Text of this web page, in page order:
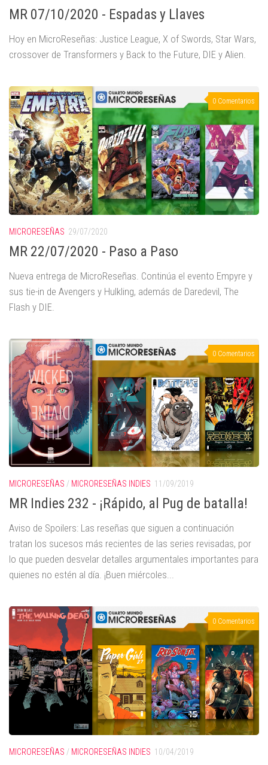
MR 07/10/2020 - Espadas y Llaves
Hoy en MicroReseñas: Justice League, X of Swords, Star Wars,
crossover de Transformers y Back to the Future, DIE y Alien.
0 Comentarios
MICRORESEÑAS 29/07/2020
MR 22/07/2020 - Paso a Paso
Nueva entrega de MicroReseñas. Continúa el evento Empyre y
sus tie-in de Avengers y Hulkling, además de Daredevil, The
Flash y DIE.
0 Comentarios
MICRORESEÑAS / MICRORESEÑAS INDIES 11/09/2019
MR Indies 232 - ¡Rápido, al Pug de batalla!
Aviso de Spoilers: Las reseñas que siguen a continuación
tratan los sucesos más recientes de las series revisadas, por
lo que pueden desvelar detalles argumentales importantes para
quienes no estén al día. ¡Buen miércoles...
0 Comentarios
MICRORESEÑAS / MICRORESEÑAS INDIES 10/04/2019